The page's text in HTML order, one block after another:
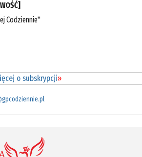
Codziennie"
o subskrypcji»